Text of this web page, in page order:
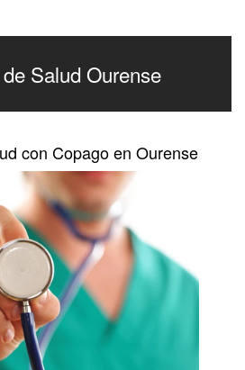
Salud Ourense
con Copago en Ourense